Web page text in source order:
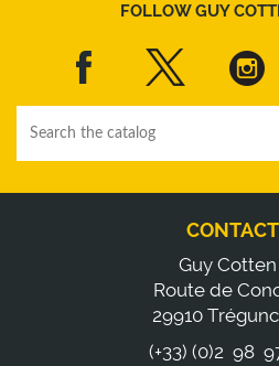
FOLLOW GUY
Guy Cotten
Route de
29910
(+33) (0)2 98